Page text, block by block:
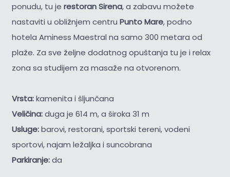
ponudu, tu je restoran Sirena, a zabavu možete
nastaviti u obližnjem centru Punto Mare, podno
hotela Aminess Maestral na samo 300 metara od
plaže. Za sve željne dodatnog opuštanja tu je i relax
zona sa studijem za masaže na otvorenom.
Vrsta:kamenita i šljunčana
Veličina:duga je 614 m, a široka 31 m
Usluge:barovi, restorani, sportski tereni, vodeni
sportovi, najam ležaljka i suncobrana
Parkiranje:da